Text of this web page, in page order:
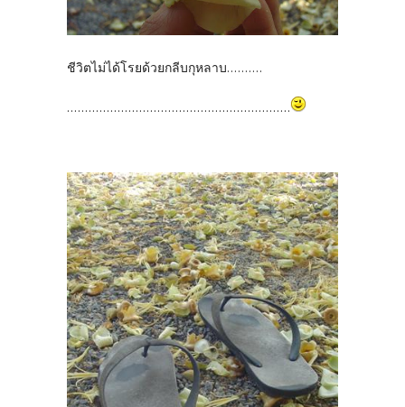
ชีวิตไม่ได้โรยด้วยกลีบกุหลาบ..........
..............................................................